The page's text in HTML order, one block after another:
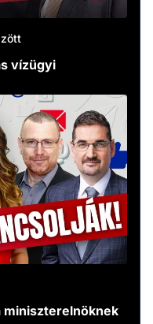
vízügyi
miniszterelnöknek